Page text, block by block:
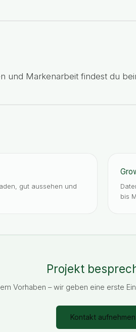
und Markenarbeit findest du
gut aussehen und
bis
Projekt
Vorhaben – wir geben eine erste
Kontakt aufnehmen